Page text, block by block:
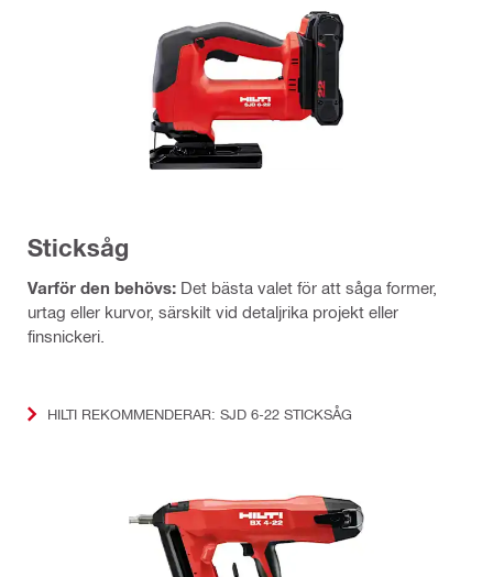
Sticksåg
Varför den behövs: Det bästa valet för att såga former,
urtag eller kurvor, särskilt vid detaljrika projekt eller
finsnickeri.
HILTI REKOMMENDERAR: SJD 6-22 STICKSÅG